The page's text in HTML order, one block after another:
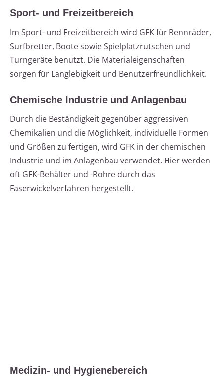
Sport- und Freizeitbereich
Im Sport- und Freizeitbereich wird GFK für Rennräder,
Surfbretter, Boote sowie Spielplatzrutschen und
Turngeräte benutzt. Die Materialeigenschaften
sorgen für Langlebigkeit und Benutzerfreundlichkeit.
Chemische Industrie und Anlagenbau
Durch die Beständigkeit gegenüber aggressiven
Chemikalien und die Möglichkeit, individuelle Formen
und Größen zu fertigen, wird GFK in der chemischen
Industrie und im Anlagenbau verwendet. Hier werden
oft GFK-Behälter und -Rohre durch das
Faserwickelverfahren hergestellt.
Medizin- und Hygienebereich